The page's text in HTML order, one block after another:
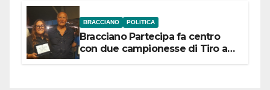
BRACCIANO POLITICA
Bracciano Partecipa fa centro
con due campionesse di Tiro a